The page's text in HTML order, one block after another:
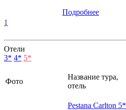
Подробнее
1
Отели
3* 4* 5*
Фото
Название тура,
отель
Pestana Carlton 5*